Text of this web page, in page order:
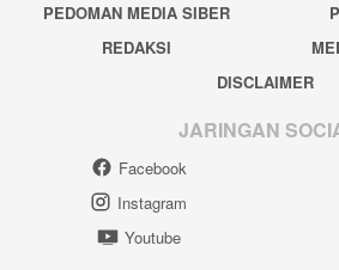
PEDOMAN MEDIA SIBER
REDAKSI
DISCLAIMER
JARINGAN
Facebook
Instagram
Youtube